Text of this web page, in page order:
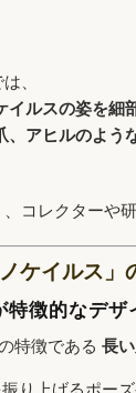
、
イルスの姿を細
、アヒルのよう
コレクターや
ケイルス」
徴的なデザ
特徴である 長